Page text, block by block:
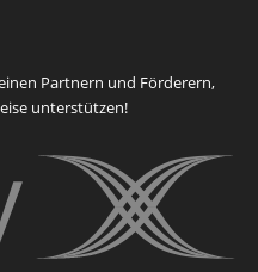
Partnern und Förderern,
unterstützen!